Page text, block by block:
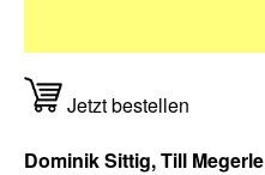
Jetzt bestellen
Dominik Sittig, Till Megerle